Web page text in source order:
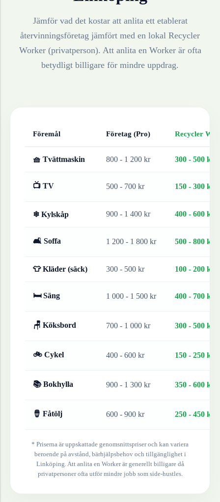
Jämför vad det kostar att anlita ett etablerat
återvinningsföretag jämfört med en lokal Recycler
Worker (privatperson). Att anlita en Worker är ofta
betydligt billigare för mindre uppdrag.
Föremål Företag (Pro) Recycler
🧺 Tvättmaskin 800 - 1 200 kr 300 - 500 kr
📺 TV 500 - 700 kr 150 - 300 kr
❄ Kylskåp 900 - 1 400 kr 400 - 600 kr
🛋 Soffa 1 200 - 1 800 kr 500 - 800 kr
👕 Kläder (säck) 300 - 500 kr 100 - 200 kr
🛏 Säng 1 000 - 1 500 kr 400 - 700 kr
🪑 Köksbord 700 - 1 000 kr 300 - 500 kr
🚲 Cykel 400 - 600 kr 150 - 250 kr
📚 Bokhylla 900 - 1 300 kr 350 - 600 kr
🪘 Fåtölj 600 - 900 kr 250 - 450 kr
* Priserna är uppskattade genomsnittspriser och kan variera
beroende på avstånd, bärhjälpsbehov och tillgänglighet i
Linköping. Att anlita en Worker är generellt billigare då
privatpersoner ofta utför mindre jobb som side-hustles.